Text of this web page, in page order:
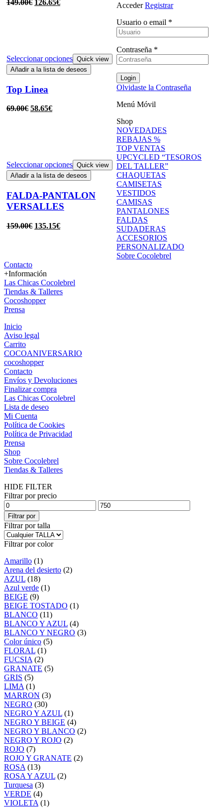
149.00€ 126.65€
Seleccionar opciones Quick view
Añadir a la lista de deseos
Top Linea
69.00€ 58.65€
Seleccionar opciones Quick view
Añadir a la lista de deseos
FALDA-PANTALON
VERSALLES
159.00€ 135.15€
Acceder Registrar
Usuario o email *
Contraseña *
Login
Olvidaste la Contraseña
Menú Móvil
Shop
NOVEDADES
REBAJAS %
TOP VENTAS
UPCYCLED “TESOROS
DEL TALLER”
CHAQUETAS
CAMISETAS
VESTIDOS
CAMISAS
PANTALONES
FALDAS
SUDADERAS
ACCESORIOS
PERSONALIZADO
Sobre Cocolebrel
Contacto
+Información
Las Chicas Cocolebrel
Tiendas & Talleres
Cocoshopper
Prensa
Inicio
Aviso legal
Carrito
COCOANIVERSARIO
cocoshopper
Contacto
Envíos y Devoluciones
Finalizar compra
Las Chicas Cocolebrel
Lista de deseo
Mi Cuenta
Política de Cookies
Política de Privacidad
Prensa
Shop
Sobre Cocolebrel
Tiendas & Talleres
HIDE FILTER
Filtrar por precio
Filtrar por
Filtrar por talla
Filtrar por color
Amarillo (1)
Arena del desierto (2)
AZUL (18)
Azul verde (1)
BEIGE (9)
BEIGE TOSTADO (1)
BLANCO (11)
BLANCO Y AZUL (4)
BLANCO Y NEGRO (3)
Color único (5)
FLORAL (1)
FUCSIA (2)
GRANATE (5)
GRIS (5)
LIMA (1)
MARRON (3)
NEGRO (30)
NEGRO Y AZUL (1)
NEGRO Y BEIGE (4)
NEGRO Y BLANCO (2)
NEGRO Y ROJO (2)
ROJO (7)
ROJO Y GRANATE (2)
ROSA (13)
ROSA Y AZUL (2)
Turquesa (3)
VERDE (4)
VIOLETA (1)